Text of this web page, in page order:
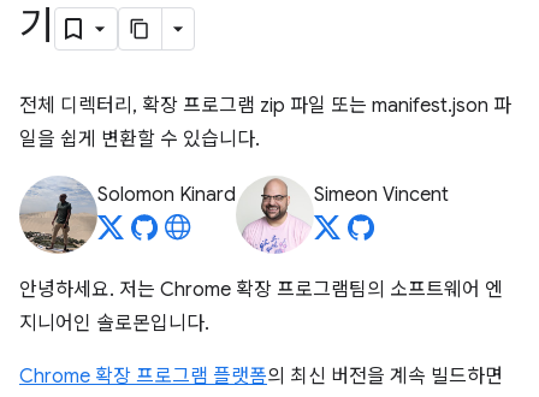
기
전체 디렉터리, 확장 프로그램 zip 파일 또는 manifest.json 파
일을 쉽게 변환할 수 있습니다.
Solomon Kinard Simeon Vincent
안녕하세요. 저는 Chrome 확장 프로그램팀의 소프트웨어 엔
지니어인 솔로몬입니다.
Chrome 확장 프로그램 플랫폼의 최신 버전을 계속 빌드하면